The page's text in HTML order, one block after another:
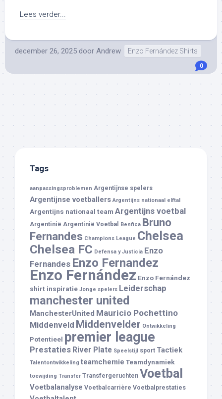
Lees verder...
december 26, 2025 door Andrew Enzo Fernández Shirts
0
Tags
aanpassingsproblemen Argentijnse spelers
Argentijnse voetballers Argentijns nationaal elftal
Argentijns nationaal team Argentijns voetbal
Argentinië Argentinië Voetbal Benfica Bruno
Fernandes Champions League Chelsea
Chelsea FC Defensa y Justicia Enzo
Fernandes Enzo Fernandez
Enzo Fernández Enzo Fernández
shirt inspiratie Jonge spelers Leiderschap
manchester united
ManchesterUnited Mauricio Pochettino
Middenveld Middenvelder Ontwikkeling
Potentieel premier league
Prestaties River Plate Speelstijl sport Tactiek
Talentontwikkeling teamchemie Teamdynamiek
toewijding Transfer Transfergeruchten Voetbal
Voetbalanalyse Voetbalcarrière Voetbalprestaties